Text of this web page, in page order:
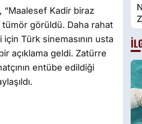
“Maalesef Kadir biraz
görüldü. Daha rahat
Türk sinemasının usta
açıklama geldi. Zatürre
entübe edildiği